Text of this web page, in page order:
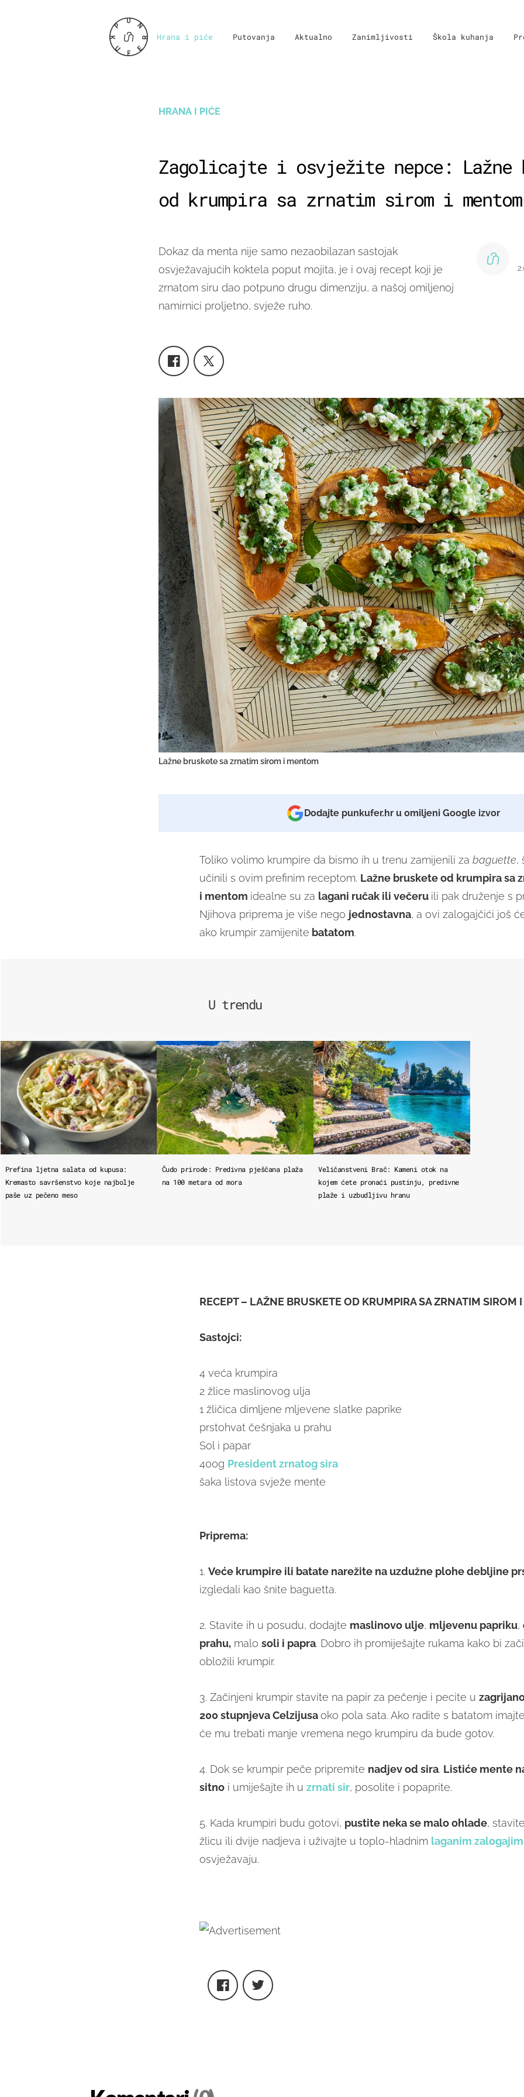
Hrana i piće Putovanja Aktualno Zanimljivosti Škola kuhanja
HRANA I PIĆE
Zagolicajte i osvježite nepce: Lažne
od krumpira sa zrnatim sirom i mentom
Dokaz da menta nije samo nezaobilazan sastojak
osvježavajućih koktela poput mojita, je i ovaj recept koji je
zrnatom siru dao potpuno drugu dimenziju, a našoj omiljenoj
namirnici proljetno, svježe ruho.
Lažne bruskete sa zrnatim sirom i mentom
Dodajte punkufer.hr u omiljeni Google izvor
Toliko volimo krumpire da bismo ih u trenu zamijenili za baguette,
učinili s ovim prefinim receptom. Lažne bruskete od krumpira sa
i mentom idealne su za lagani ručak ili večeru ili pak druženje s
Njihova priprema je više nego jednostavna, a ovi zalogajčići još
ako krumpir zamijenite batatom.
U trendu
Prefina ljetna salata od kupusa:
Kremasto savršenstvo koje najbolje
paše uz pečeno meso
Čudo prirode: Predivna pješčana plaža
na 100 metara od mora
Veličanstveni Brač: Kameni otok na
kojem ćete pronaći pustinju, predivne
plaže i uzbudljivu hranu
RECEPT – LAŽNE BRUSKETE OD KRUMPIRA SA ZRNATIM SIROM
Sastojci:
4 veća krumpira
2 žlice maslinovog ulja
1 žličica dimljene mljevene slatke paprike
prstohvat češnjaka u prahu
Sol i papar
400g President zrnatog sira
šaka listova svježe mente
Priprema:
1. Veće krumpire ili batate narežite na uzdužne plohe debljine
izgledali kao šnite baguetta.
2. Stavite ih u posudu, dodajte maslinovo ulje, mljevenu papriku,
prahu,malo soli i papra. Dobro ih promiješajte rukama kako bi
obložili krumpir.
3. Začinjeni krumpir stavite na papir za pečenje i pecite u
200 stupnjeva Celzijusaoko pola sata. Ako radite s batatom
će mu trebati manje vremena nego krumpiru da bude gotov.
4. Dok se krumpir peče pripremite nadjev od sira. Listiće mente
sitnoi umiješajte ih u zrnati sir, posolite i popaprite.
5. Kada krumpiri budu gotovi, pustite neka se malo ohlade,
žlicu ili dvije nadjeva i uživajte u toplo-hladnim laganim
osvježavaju.